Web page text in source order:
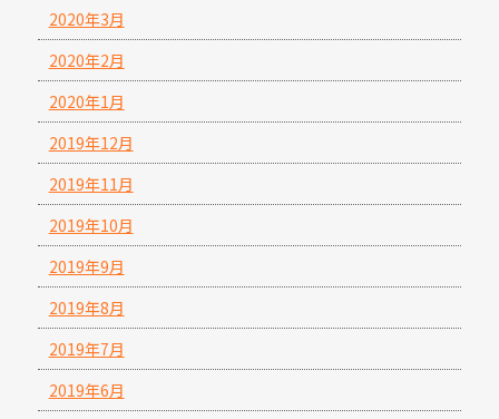
2020年3月
2020年2月
2020年1月
2019年12月
2019年11月
2019年10月
2019年9月
2019年8月
2019年7月
2019年6月